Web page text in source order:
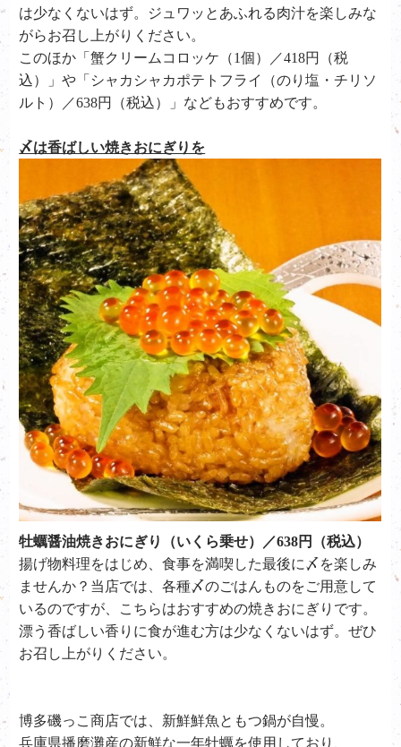
は少なくないはず。ジュワッとあふれる肉汁を楽しみな
がらお召し上がりください。
このほか「蟹クリームコロッケ（1個）／418円（税
込）」や「シャカシャカポテトフライ（のり塩・チリソ
ルト）／638円（税込）」などもおすすめです。
〆は香ばしい焼きおにぎりを
牡蠣醤油焼きおにぎり（いくら乗せ）／638円（税込）
揚げ物料理をはじめ、食事を満喫した最後に〆を楽しみ
ませんか？当店では、各種〆のごはんものをご用意して
いるのですが、こちらはおすすめの焼きおにぎりです。
漂う香ばしい香りに食が進む方は少なくないはず。ぜひ
お召し上がりください。
博多磯っこ商店では、新鮮鮮魚ともつ鍋が自慢。
兵庫県播磨灘産の新鮮な一年牡蠣を使用しており、